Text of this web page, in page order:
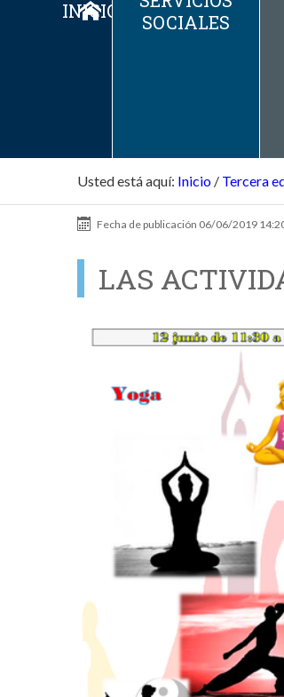
INICIO
SOCIALES
Usted está aquí: Inicio / Tercera
Fecha de publicación 06/06/2019
LAS